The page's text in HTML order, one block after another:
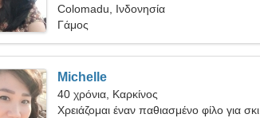
Colomadu, Ινδονησία
Γάμος
Michelle
40 χρόνια, Καρκίνος
Χρειάζομαι έναν παθιασμένο φίλο για σκι